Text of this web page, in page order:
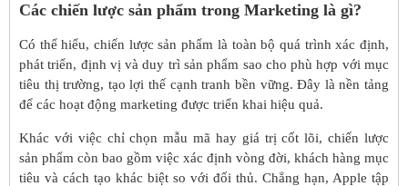
Các chiến lược sản phẩm trong Marketing là gì?
Có thể hiểu, chiến lược sản phẩm là toàn bộ quá trình xác định,
phát triển, định vị và duy trì sản phẩm sao cho phù hợp với mục
tiêu thị trường, tạo lợi thế cạnh tranh bền vững. Đây là nền tảng
để các hoạt động marketing được triển khai hiệu quả.
Khác với việc chỉ chọn mẫu mã hay giá trị cốt lõi, chiến lược
sản phẩm còn bao gồm việc xác định vòng đời, khách hàng mục
tiêu và cách tạo khác biệt so với đối thủ. Chẳng hạn, Apple tập